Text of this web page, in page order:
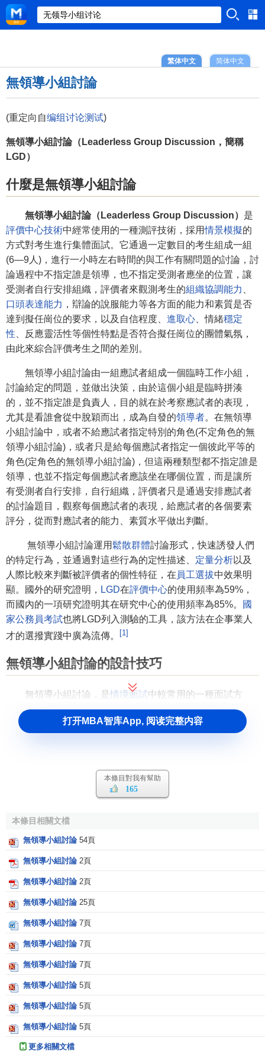
简体中文
繁体中文
無領導小組討論
(重定向自编组讨论测试)
無領導小組討論（Leaderless Group Discussion，簡稱
LGD）
什麼是無領導小組討論
無領導小組討論（Leaderless Group Discussion） 是
評價中心技術中經常使用的一種測評技術，採用情景模擬的
方式對考生進行集體面試。它通過一定數目的考生組成一組
(6—9人)，進行一小時左右時間的與工作有關問題的討論，討
論過程中不指定誰是領導，也不指定受測者應坐的位置，讓
受測者自行安排組織，評價者來觀測考生的組織協調能力
口頭表達能力 ，辯論的說服能力等各方面的能力和素質是否
達到擬任崗位的要求，以及自信程度、 進取心 、情緒穩定
性 、反應靈活性等個性特點是否符合擬任崗位的團體氣氛，
由此來綜合評價考生之間的差別。
無領導小組討論由一組應試者組成一個臨時工作小組，
討論給定的問題，並做出決策，由於這個小組是臨時拼湊
的，並不指定誰是負責人，目的就在於考察應試者的表現，
尤其是看誰會從中脫穎而出，成為自發的領導者。在無領導
小組討論中，或者不給應試者指定特別的角色(不定角色的無
領導小組討論)，或者只是給每個應試者指定一個彼此平等的
角色(定角色的無領導小組討論)，但這兩種類型都不指定誰是
領導，也並不指定每個應試者應該坐在哪個位置，而是讓所
有受測者自行安排，自行組織，評價者只是通過安排應試者
的討論題目，觀察每個應試者的表現，給應試者的各個要素
評分，從而對應試者的能力、素質水平做出判斷。
無領導小組討論運用鬆散群體討論形式，快速誘發人們
的特定行為，並通過對這些行為的定性描述、 定量分析以及
人際比較來判斷被評價者的個性特征，在 員工選拔中效果明
顯。國外的研究證明， LGD在評價中心的使用頻率為59%，
而國內的一項研究證明其在研究中心的使用頻率為85%。
國
家公務員考試也將LGD列入測驗的工具，該方法在企事業人
才的選撥實踐中廣為流傳。
[1]
無領導小組討論的設計技巧
無領導小組討論，是情境面試中較常用的一種面試方
法。這種面試方法在國外已被廣泛採用。無領導小組討論，
測評重點突出，針對性強，所討論的問題都是日常生活中的
解決實際問題的能力。由於無領導小組討論的題目大都以
、社會熱點問題等為主，沒有客觀性試題，所以在無領導
小組討論的試題編製上，要求也較複雜。
從程式上看，無領導小組討論的試題編製可分為三步。
(1)收集案例
這一步的主要任務是將擬任崗位在以往工作中的相關案
例收集起來，收集的
難度的案例。
(2)對案例進行篩選、歸類
收集上來的案例數量較多、內容龐雜，編製起來很不方
便，因此，要對這些收集到的原始案例進行甄別，選出內涵
豐富、難度適中、典型性、現實性均好的案例，並將它們按
不同的特點、專業門類等予以歸類。
這一步加工的目的主要是剔除其中不宜公開討論的部分
打开MBA智库App, 阅读完整内容
本條目對我有幫助
165
本條目相關文檔
無領導小組討論 54頁
無領導小組討論 2頁
無領導小組討論 2頁
無領導小組討論 25頁
無領導小組討論 7頁
無領導小組討論 7頁
無領導小組討論 7頁
無領導小組討論 5頁
無領導小組討論 5頁
無領導小組討論 5頁
更多相關文檔